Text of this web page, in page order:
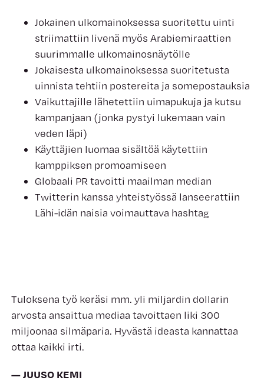
Jokainen ulkomainoksessa suoritettu uinti
striimattiin livenä myös Arabiemiraattien
suurimmalle ulkomainosnäytölle
Jokaisesta ulkomainoksessa suoritetusta
uinnista tehtiin postereita ja somepostauksia
Vaikuttajille lähetettiin uimapukuja ja kutsu
kampanjaan (jonka pystyi lukemaan vain
veden läpi)
Käyttäjien luomaa sisältöä käytettiin
kamppiksen promoamiseen
Globaali PR tavoitti maailman median
Twitterin kanssa yhteistyössä lanseerattiin
Lähi-idän naisia voimauttava hashtag
Tuloksena työ keräsi mm. yli miljardin dollarin
arvosta ansaittua mediaa tavoittaen liki 300
miljoonaa silmäparia. Hyvästä ideasta kannattaa
ottaa kaikki irti.
— JUUSO KEMI